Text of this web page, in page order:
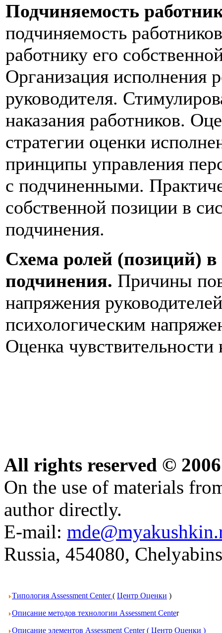
Подчиняемость
подчиняемость
работнику его
Организация исполнения
руководителя.
наказания работников.
стратегии оценки
принципы управления
с подчиненными.
собственной позиции в
подчинения.
Схема ролей (позиций) в
подчинения. Причины
напряжения
психологическим
Оценка чувствительности
All rights reserved ©
On the use of materials
author directly.
E-mail:
Russia, 454080,
Типология Assessment Center( Центр Оценки )
Описание методов технологии Assessment Center
Описание элементов Assessment Center ( Центр Оценки )